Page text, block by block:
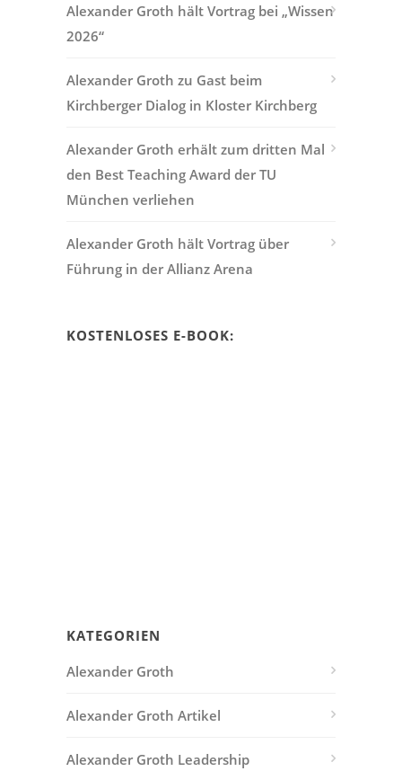
Alexander Groth hält Vortrag bei „Wissen
2026“
Alexander Groth zu Gast beim
Kirchberger Dialog in Kloster Kirchberg
Alexander Groth erhält zum dritten Mal
den Best Teaching Award der TU
München verliehen
Alexander Groth hält Vortrag über
Führung in der Allianz Arena
KOSTENLOSES E-BOOK:
KATEGORIEN
Alexander Groth
Alexander Groth Artikel
Alexander Groth Leadership